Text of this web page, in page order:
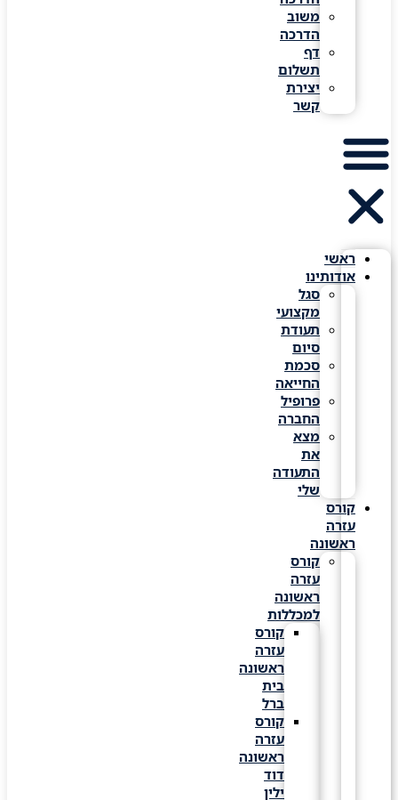
משוב
הדרכה
דף
תשלום
יצירת
ראשי
אודותינו
סגל
מקצועי
תעודת
סכמת
החייאה
פרופיל
החברה
מצא
התעודה
קורס
עזרה
ראשונה
קורס
עזרה
ראשונה
למכללות
קורס
עזרה
ראשונה
קורס
עזרה
ראשונה